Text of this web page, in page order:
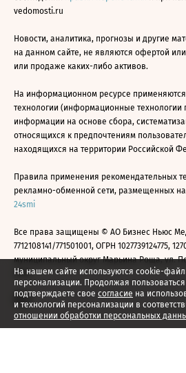
На нашем сайте используются cookie-
персонализации. Продолжая
подтверждаете свое согласие на
и технологий персонализации в
отношении обработки персональных
vedomosti.ru
Новости, аналитика, прогнозы и другие
на данном сайте, не являются офертой
или продаже каких-либо активов.
На информационном ресурсе
технологии (информационные технологии
информации на основе сбора,
относящихся к предпочтениям
находящихся на территории Российской
Правила применения рекомендательных
рекламно-обменной сети, размещенных
24smi
Все права защищены © АО Бизнес Ньюс
7712108141/771501001, ОГРН 1027739124775,
муниципальный округ Марьина Роща, ул.
2026